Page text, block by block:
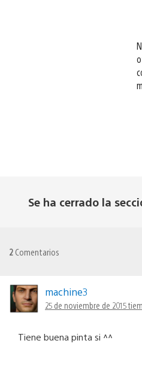
Se ha cerrado la
2 Comentarios
machine3
25 de noviembre de 2015
Tiene buena pinta si ^^